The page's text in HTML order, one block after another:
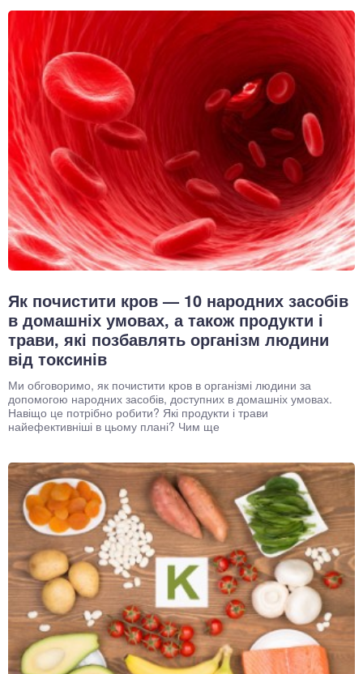
Як почистити кров — 10 народних засобів
в домашніх умовах, а також продукти і
трави, які позбавлять організм людини
від токсинів
Ми обговоримо, як почистити кров в організмі людини за
допомогою народних засобів, доступних в домашніх умовах.
Навіщо це потрібно робити? Які продукти і трави
найефективніші в цьому плані? Чим ще